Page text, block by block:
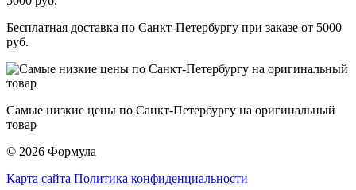
Бесплатная доставка по Санкт-Петербургу при заказе от 5000
руб.
Самые низкие цены по Санкт-Петербургу на оригинальный
товар
© 2026 Формула
Карта сайта Политика конфиденциальности